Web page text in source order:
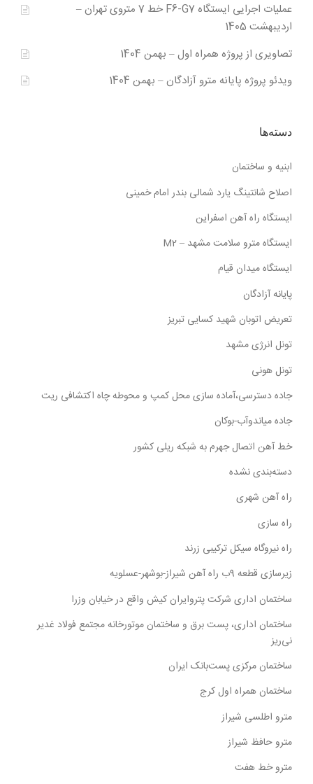
عملیات اجرایی ایستگاه F6-G7 خط 7 متروی تهران –
اردیبهشت 1405
تصاویری از پروژه همراه اول – بهمن 1404
ویدئو پروژه پایانه مترو آزادگان – بهمن 1404
دسته‌ها
ابنیه و ساختمان
اصلاح شانتینگ یارد شمالی بندر امام خمینی
ایستگاه راه آهن اسفراین
ایستگاه مترو سلامت مشهد – M2
ایستگاه میدان قیام
پایانه آزادگان
تعریض اتوبان شهید کسایی تبریز
تونل انرژی مشهد
تونل هونی
جاده دسترسی،آماده سازی محل کمپ و محوطه چاه اکتشافی ریت
جاده میاندوآب-بوکان
خط آهن اتصال جهرم به شبکه ریلی کشور
دسته‌بندی نشده
راه آهن شهری
راه سازی
راه نیروگاه سیکل ترکیبی زرند
زیرسازی قطعه 9ب راه آهن شیراز-بوشهر-عسلویه
ساختمان اداری شرکت پتروایران کیش واقع در خیابان وزرا
ساختمان اداری، پست برق و ساختمان موتورخانه مجتمع فولاد غدیر
نی‌ریز
ساختمان مرکزی پست‌بانک ایران
ساختمان همراه اول کرج
مترو اطلسی شیراز
مترو حافظ شیراز
مترو خط هفت